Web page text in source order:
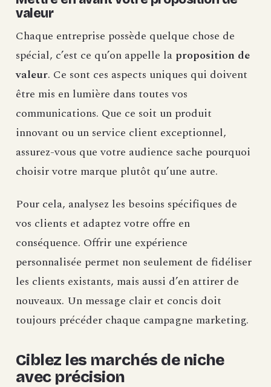
valeur
Chaque entreprise possède quelque chose de
spécial, c’est ce qu’on appelle la proposition de
valeur. Ce sont ces aspects uniques qui doivent
être mis en lumière dans toutes vos
communications. Que ce soit un produit
innovant ou un service client exceptionnel,
assurez-vous que votre audience sache pourquoi
choisir votre marque plutôt qu’une autre.
Pour cela, analysez les besoins spécifiques de
vos clients et adaptez votre offre en
conséquence. Offrir une expérience
personnalisée permet non seulement de fidéliser
les clients existants, mais aussi d’en attirer de
nouveaux. Un message clair et concis doit
toujours précéder chaque campagne marketing.
Ciblez les marchés de niche
avec précision